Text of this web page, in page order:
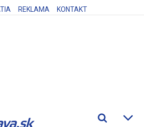
REKLAMA KONTAKT